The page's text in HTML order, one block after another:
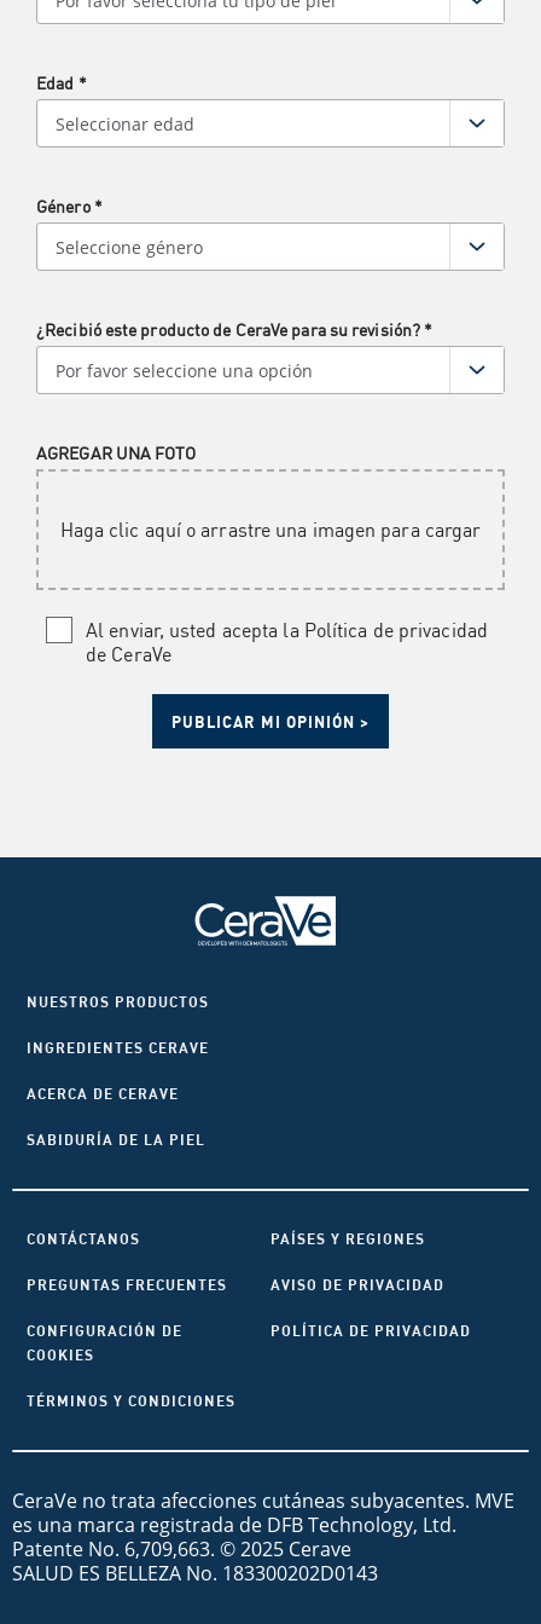
Edad *
Género *
¿Recibió este producto de CeraVe para su revisión? *
AGREGAR UNA FOTO
Haga clic aquí o arrastre una imagen para cargar
Al enviar, usted acepta la Política de privacidad
de CeraVe
NUESTROS PRODUCTOS
INGREDIENTES CERAVE
ACERCA DE CERAVE
SABIDURÍA DE LA PIEL
CONTÁCTANOS PAÍSES Y REGIONES
PREGUNTAS FRECUENTES AVISO DE PRIVACIDAD
CONFIGURACIÓN DE
COOKIES
POLÍTICA DE PRIVACIDAD
TÉRMINOS Y CONDICIONES
CeraVe no trata afecciones cutáneas subyacentes. MVE
es una marca registrada de DFB Technology, Ltd.
Patente No. 6,709,663. © 2025 Cerave
SALUD ES BELLEZA No. 183300202D0143